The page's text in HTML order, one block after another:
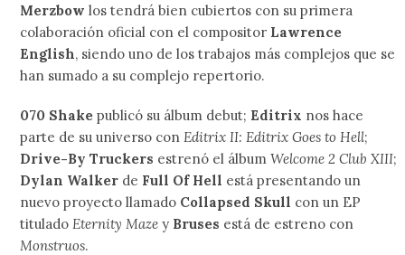
Merzbow los tendrá bien cubiertos con su primera
colaboración oficial con el compositor Lawrence
English, siendo uno de los trabajos más complejos que se
han sumado a su complejo repertorio.
070 Shakepublicó su álbum debut; Editrix nos hace
parte de su universo con Editrix II: Editrix Goes to Hell;
Drive-By Truckers estrenó el álbumWelcome 2 Club XIII;
Dylan Walker de Full Of Hell está presentando un
nuevo proyecto llamado Collapsed Skull con un EP
titulado Eternity Maze y Bruses está de estreno con
Monstruos.